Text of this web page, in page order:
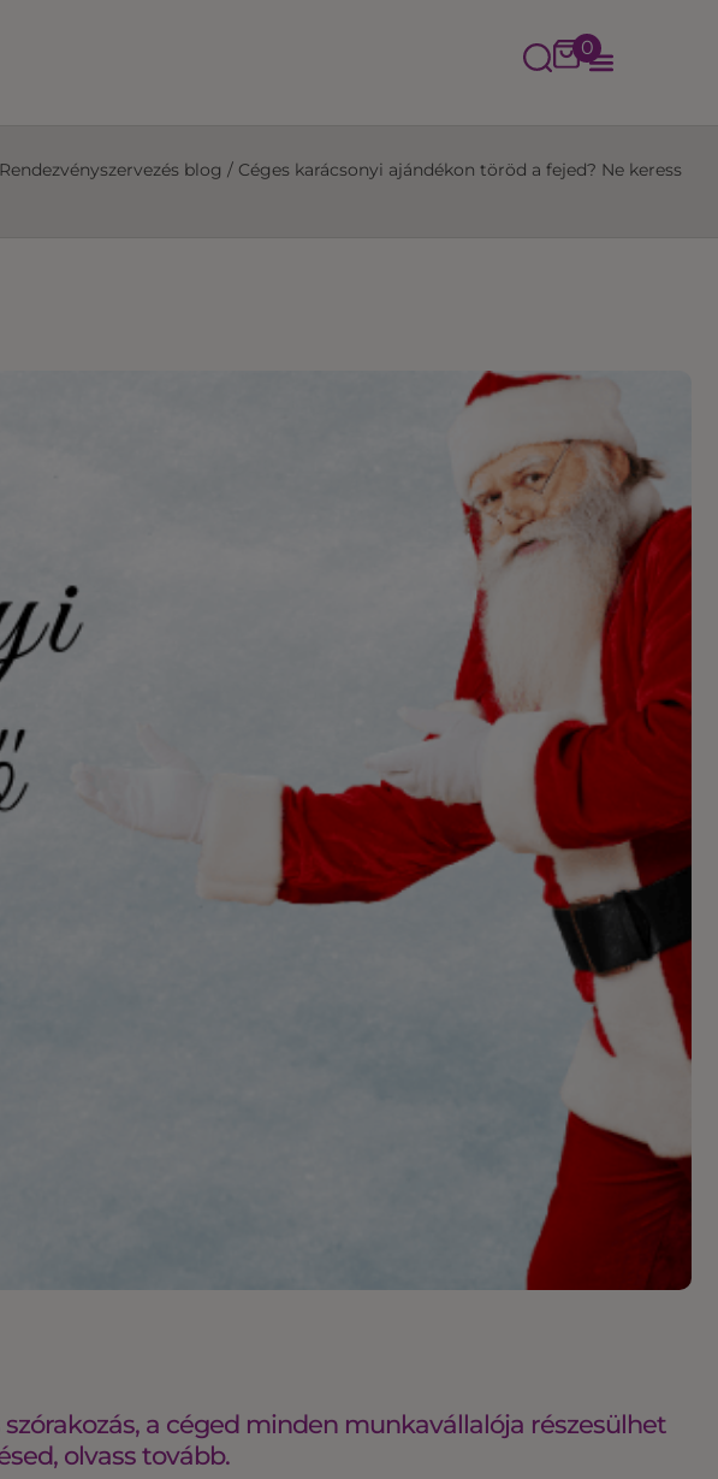
0
Rendezvényszervezés blog / Céges karácsonyi ajándékon töröd a fejed? Ne keress
a céged minden munkavállalója részesülhet
olvass tovább.